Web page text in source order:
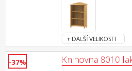
+ DALŠÍ VELIKOSTI
-37% Knihovna 8010